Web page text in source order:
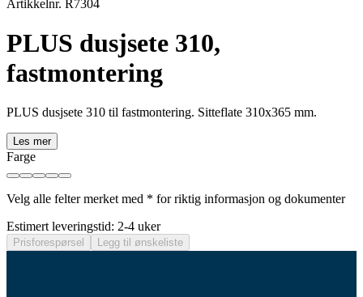
Artikkelnr. R7304
PLUS dusjsete 310,
fastmontering
PLUS dusjsete 310 til fastmontering. Sitteflate 310x365 mm.
Les mer
Farge
Velg alle felter merket med * for riktig informasjon og dokumenter
Estimert leveringstid: 2-4 uker
Prisforespørsel Legg til ønskeliste